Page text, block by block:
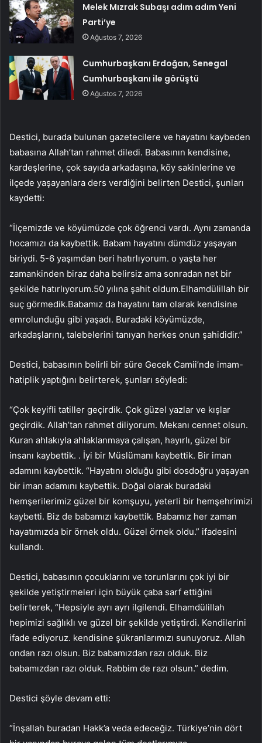
Melek Mızrak Subaşı adım adım Yeni
Parti’ye
Ağustos 7, 2026
Cumhurbaşkanı Erdoğan, Senegal
Cumhurbaşkanı ile görüştü
Ağustos 7, 2026
Destici, burada bulunan gazetecilere ve hayatını kaybeden
babasına Allah’tan rahmet diledi. Babasının kendisine,
kardeşlerine, çok sayıda arkadaşına, köy sakinlerine ve
ilçede yaşayanlara ders verdiğini belirten Destici, şunları
kaydetti:
“İlçemizde ve köyümüzde çok öğrenci vardı. Aynı zamanda
hocamızı da kaybettik. Babam hayatını dümdüz yaşayan
biriydi. 5-6 yaşımdan beri hatırlıyorum. o yaşta her
zamankinden biraz daha belirsiz ama sonradan net bir
şekilde hatırlıyorum.50 yılına şahit oldum.Elhamdülillah bir
suç görmedik.Babamız da hayatını tam olarak kendisine
emrolunduğu gibi yaşadı. Buradaki köyümüzde,
arkadaşlarını, talebelerini tanıyan herkes onun şahididir.”
Destici, babasının belirli bir süre Gecek Camii’nde imam-
hatiplik yaptığını belirterek, şunları söyledi:
“Çok keyifli tatiller geçirdik. Çok güzel yazlar ve kışlar
geçirdik. Allah’tan rahmet diliyorum. Mekanı cennet olsun.
Kuran ahlakıyla ahlaklanmaya çalışan, hayırlı, güzel bir
insanı kaybettik. . İyi bir Müslümanı kaybettik. Bir iman
adamını kaybettik. “Hayatını olduğu gibi dosdoğru yaşayan
bir iman adamını kaybettik. Doğal olarak buradaki
hemşerilerimiz güzel bir komşuyu, yeterli bir hemşehrimizi
kaybetti. Biz de babamızı kaybettik. Babamız her zaman
hayatımızda bir örnek oldu. Güzel örnek oldu.” ifadesini
kullandı.
Destici, babasının çocuklarını ve torunlarını çok iyi bir
şekilde yetiştirmeleri için büyük çaba sarf ettiğini
belirterek, “Hepsiyle ayrı ayrı ilgilendi. Elhamdülillah
hepimizi sağlıklı ve güzel bir şekilde yetiştirdi. Kendilerini
ifade ediyoruz. kendisine şükranlarımızı sunuyoruz. Allah
ondan razı olsun. Biz babamızdan razı olduk. Biz
babamızdan razı olduk. Rabbim de razı olsun.” dedim.
Destici şöyle devam etti:
“İnşallah buradan Hakk’a veda edeceğiz. Türkiye’nin dört